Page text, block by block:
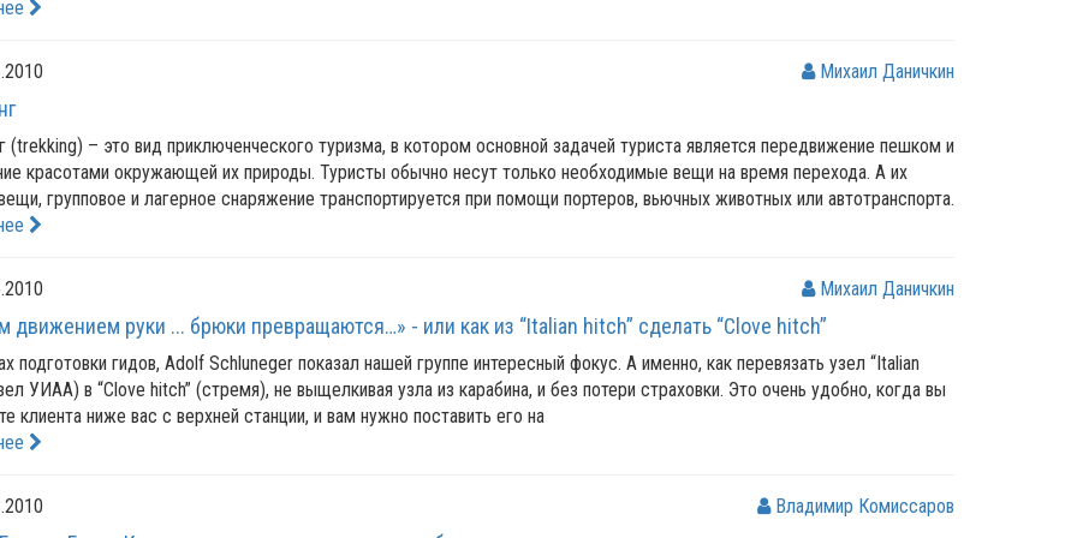
Михаил Даничкин
(trekking) – это вид приключенческого туризма, в котором основной задачей туриста является передвижение пешком и
красотами окружающей их природы. Туристы обычно несут только необходимые вещи на время перехода. А их
групповое и лагерное снаряжение транспортируется при помощи портеров, вьючных животных или автотранспорта.
Михаил Даничкин
движением руки ... брюки превращаются…» - или как из “Italian hitch” сделать “Clove hitch”
подготовки гидов, Adolf Schluneger показал нашей группе интересный фокус. А именно, как перевязать узел “Italian
УИАА) в “Clove hitch” (стремя), не выщелкивая узла из карабина, и без потери страховки. Это очень удобно, когда вы
клиента ниже вас с верхней станции, и вам нужно поставить его на
Владимир Комиссаров